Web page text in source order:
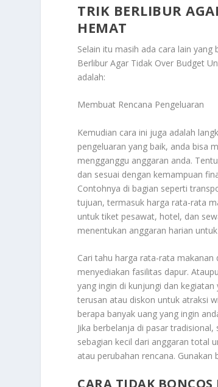
TRIK BERLIBUR
HEMAT
Selain itu masih ada cara lain
Berlibur Agar Tidak Over Budget
adalah:
Membuat Rencana Pengeluaran
Kemudian cara ini juga adalah
pengeluaran yang baik, anda bisa
mengganggu anggaran anda.
dan sesuai dengan kemampuan
Contohnya di bagian seperti
tujuan, termasuk harga rata-rata
untuk tiket pesawat, hotel, dan
menentukan anggaran harian
Cari tahu harga rata-rata
menyediakan fasilitas dapur.
yang ingin di kunjungi dan
terusan atau diskon untuk atraksi
berapa banyak uang yang ingin
Jika berbelanja di pasar
sebagian kecil dari anggaran total
atau perubahan rencana.